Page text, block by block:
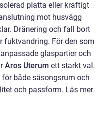
platta eller kraftigt
mot husvägg
Dränering och fall bort
fuktvandring. För den som
glaspartier och
Aros Uterum ett starkt val.
både säsongsrum och
och passform. Läs mer